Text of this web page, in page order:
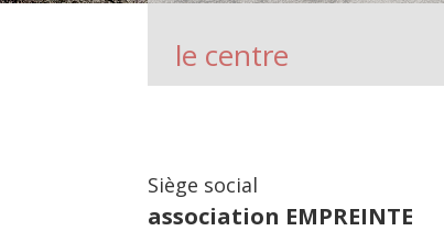
le centre
Siège social
association EMPREINTE